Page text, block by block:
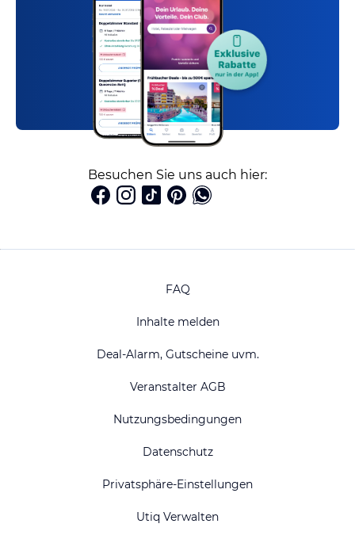
Besuchen Sie uns auch hier:
FAQ
Inhalte melden
Deal-Alarm, Gutscheine uvm.
Veranstalter AGB
Nutzungsbedingungen
Datenschutz
Privatsphäre-Einstellungen
Utiq Verwalten